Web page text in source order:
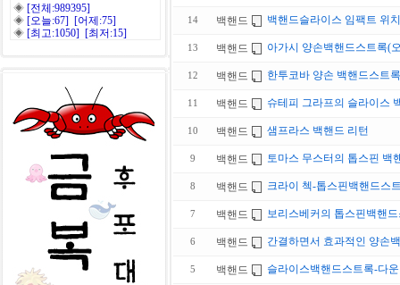
◈ [전체:989395]
◈ [오늘:67] [어제:75]
◈ [최고:1050] [최저:15]
14 백핸드 백핸드슬라이스 임팩트 위치
13 백핸드 아가시 양손백핸드스트록(
12 백핸드 한투코바 양손 백핸드스트
11 백핸드 슈테피 그라프의 슬라이스
10 백핸드 샘프라스 백핸드 리턴
9 백핸드 토마스 무스터의 톱스핀 백
8 백핸드 크라이 첵-톱스핀백핸드스
7 백핸드 보리스베커의 톱스핀백핸
6 백핸드 간결하면서 효과적인 양손
5 백핸드 슬라이스백핸드스트록-다